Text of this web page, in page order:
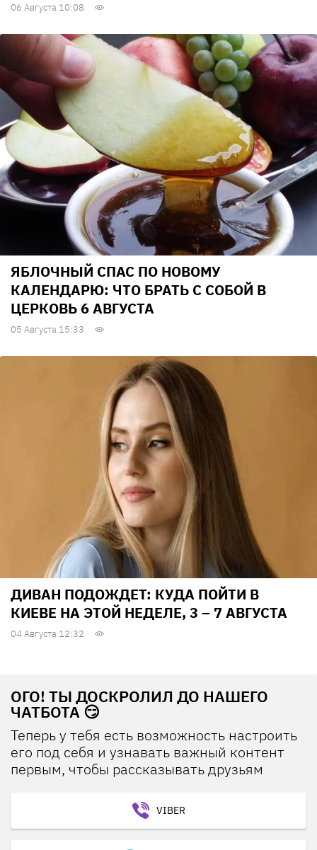
06 Августа 10:08
ЯБЛОЧНЫЙ СПАС ПО НОВОМУ
КАЛЕНДАРЮ: ЧТО БРАТЬ С СОБОЙ В
ЦЕРКОВЬ 6 АВГУСТА
05 Августа 15:33
ДИВАН ПОДОЖДЕТ: КУДА ПОЙТИ В
КИЕВЕ НА ЭТОЙ НЕДЕЛЕ, 3 – 7 АВГУСТА
04 Августа 12:32
ОГО! ТЫ ДОСКРОЛИЛ ДО НАШЕГО
ЧАТБОТА 😏
Теперь у тебя есть возможность настроить
его под себя и узнавать важный контент
первым, чтобы рассказывать друзьям
VIBER